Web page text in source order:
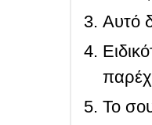
Αυτό
Το